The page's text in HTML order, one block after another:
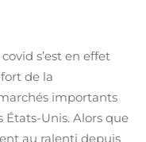
s’est en effet
de la
importants
Unis. Alors que
au ralenti depuis